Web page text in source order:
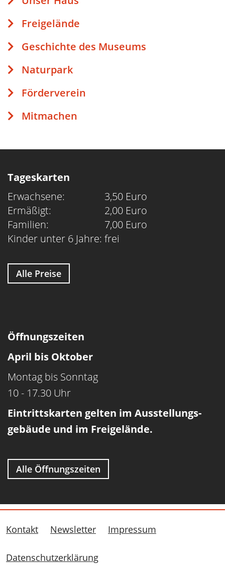
Freigelände
Geschichte des Museums
Naturpark
Förderverein
Mitmachen
Tageskarten
Erwachsene:
3,50 Euro
Ermäßigt:
2,00 Euro
Familien:
7,00 Euro
Kinder unter 6 Jahre: frei
Alle Preise
Öffnungszeiten
April bis Oktober
Montag bis Sonntag
10 - 17.30 Uhr
Eintrittskarten gelten im Ausstellungs­
gebäude und im Freigelände.
Alle Öffnungszeiten
Kontakt Newsletter Impressum
Datenschutzerklärung